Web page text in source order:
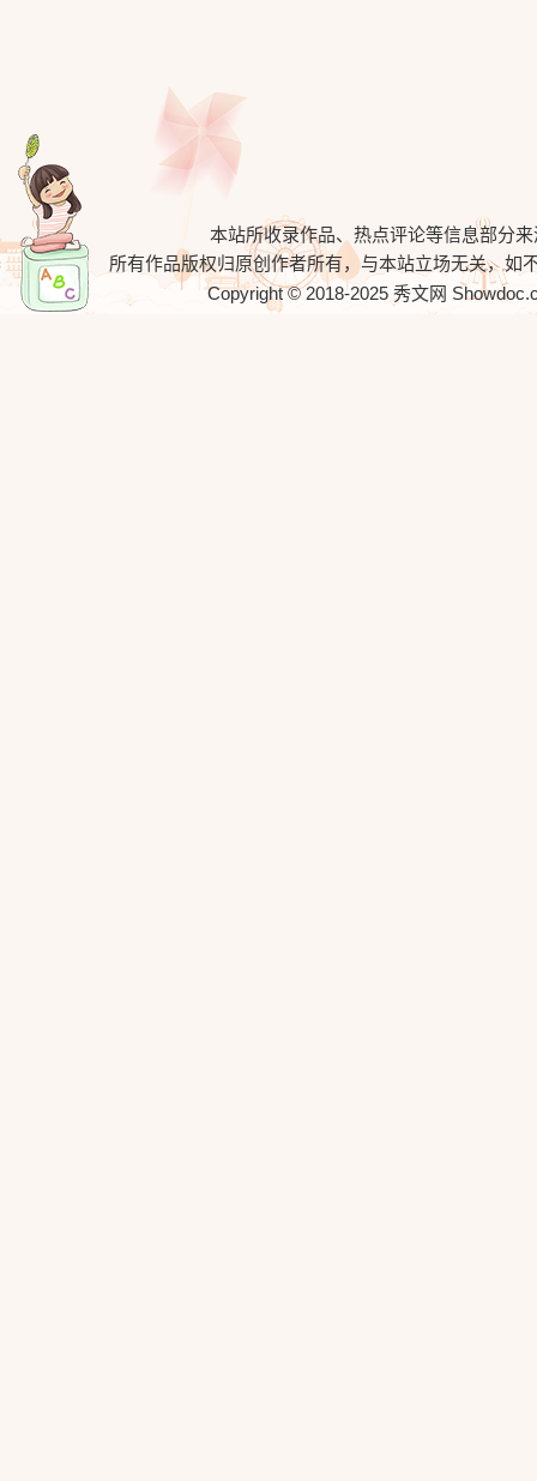
本站所收录作品、热点评论等信息部分
所有作品版权归原创作者所有，与本站立场无关，如
Copyright © 2018-2025 秀文网